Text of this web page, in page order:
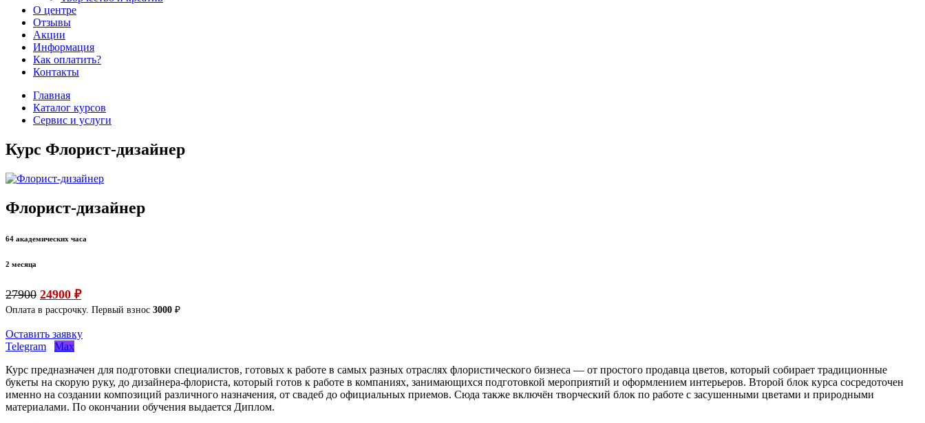
О центре
Отзывы
Акции
Информация
Как оплатить?
Контакты
Главная
Каталог курсов
Сервис и услуги
Курс Флорист-дизайнер
Флорист-дизайнер
64 академических часа
2 месяца
27900 24900 ₽
Оплата в рассрочку. Первый взнос 3000 ₽
Оставить заявку
Telegram
Max
Курс предназначен для подготовки специалистов, готовых к работе в самых разных отраслях флористического бизнеса — от простого продавца цветов, который собирает традиционные
букеты на скорую руку, до дизайнера-флориста, который готов к работе в компаниях, занимающихся подготовкой мероприятий и оформлением интерьеров. Второй блок курса сосредоточен
именно на создании композиций различного назначения, от свадеб до официальных приемов. Сюда также включён творческий блок по работе с засушенными цветами и природными
материалами. По окончании обучения выдается Диплом.